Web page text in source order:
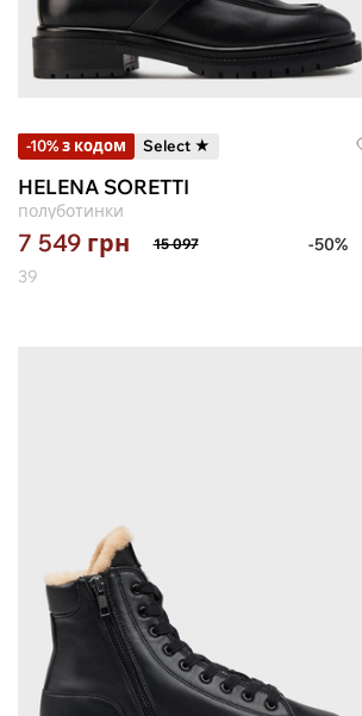
-10% з кодом Select ★
HELENA SORETTI
полуботинки
7 549 грн 15 097
-50%
39